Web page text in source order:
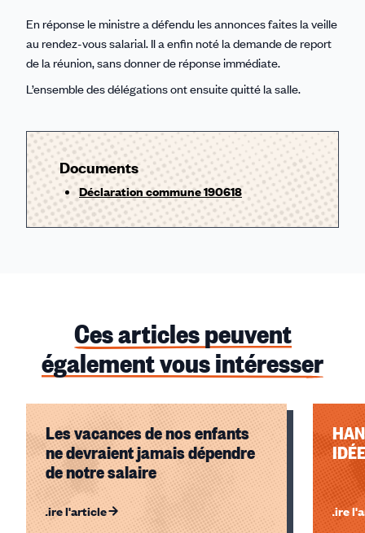
En réponse le ministre a défendu les annonces faites la veille
au rendez-vous salarial. Il a enfin noté la demande de report
de la réunion, sans donner de réponse immédiate.
L’ensemble des délégations ont ensuite quitté la salle.
Documents
Déclaration commune 190618
Ces articles peuvent
également vous intéresser
Les vacances de nos enfants
ne devraient jamais dépendre
de notre salaire
Lire l'article Lire